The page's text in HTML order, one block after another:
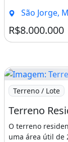
São Jorge,
R$8.000.000
Imagem:
Terreno / Lote
O terreno
uma área útil de